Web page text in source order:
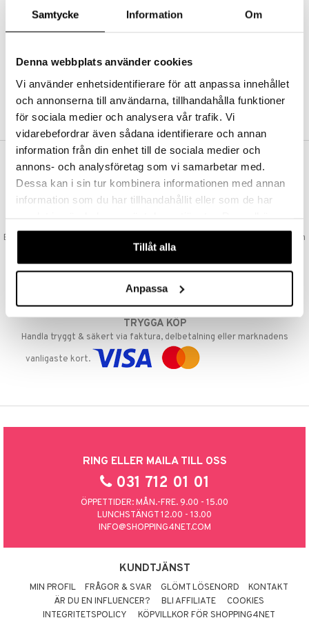
Samtycke Information Om
Denna webbplats använder cookies
Vi använder enhetsidentifierare för att anpassa innehållet
och annonserna till användarna, tillhandahålla funktioner
för sociala medier och analysera vår trafik. Vi
vidarebefordrar även sådana identifierare och annan
information från din enhet till de sociala medier och
annons- och analysföretag som vi samarbetar med.
Dessa kan i sin tur kombinera informationen med annan
information som du har tillhandahållit eller som de har
våra cookies vid fortsatt användande av vår webbplats.
Tillåt alla
Anpassa
Abonnemang
Bevaka produkter
Recensera produkter
SKAPA KUND
VAD KOSTAR FRAKTEN?
Vi erbjuder fri frakt från 350 kr. Vår gräns för fraktfri leverans bestäms
utifån vilken avdelning du handlar från. Läs mer här »
Beställningar lagda före 14:00 (gäller varor i lager) skickas normalt ut från
oss samma dag.
GODKÄND AV LÄKEMEDELSVERKET
EU-logotypen är symbolen som visar att vi är godkända av
TRYGGA KÖP
Handla tryggt & säkert via faktura, delbetalning eller marknadens
vanligaste kort.
RING ELLER MAILA TILL OSS
031 712 01 01
ÖPPETTIDER: MÅN.-FRE. 9.00 - 15.00
LUNCHSTÄNGT 12.00 - 13.00
INFO@SHOPPING4NET.COM
KUNDTJÄNST
MIN PROFIL FRÅGOR & SVAR GLÖMT LÖSENORD
KONTAKT
ÄR DU EN INFLUENCER?
BLI AFFILIATE
COOKIES
INTEGRITETSPOLICY
KÖPVILLKOR FÖR SHOPPING4NET